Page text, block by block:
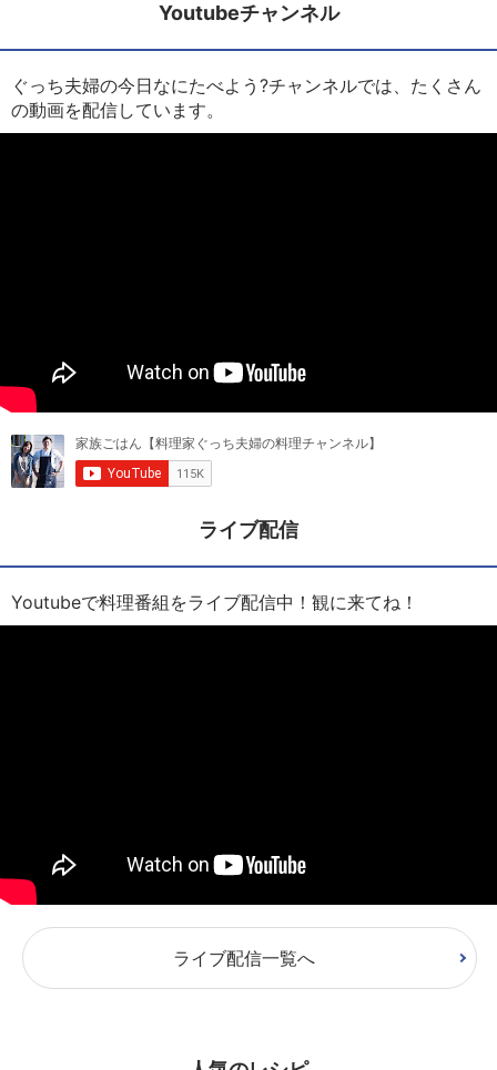
Youtubeチャンネル
ぐっち夫婦の今日なにたべよう?チャンネルでは、たくさん
の動画を配信しています。
ライブ配信
Youtubeで料理番組をライブ配信中！観に来てね！
ライブ配信一覧へ